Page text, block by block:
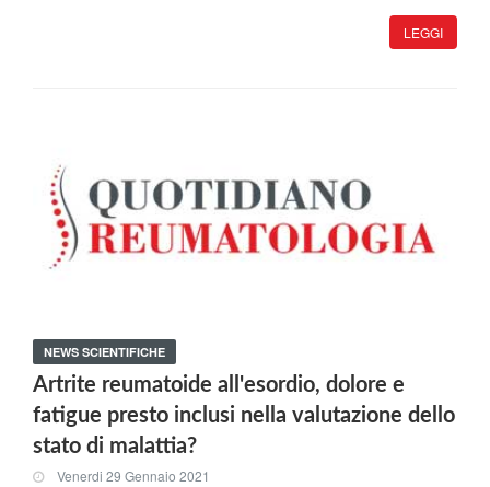
LEGGI
NEWS SCIENTIFICHE
Artrite reumatoide all'esordio, dolore e
fatigue presto inclusi nella valutazione dello
stato di malattia?
Venerdi 29 Gennaio 2021